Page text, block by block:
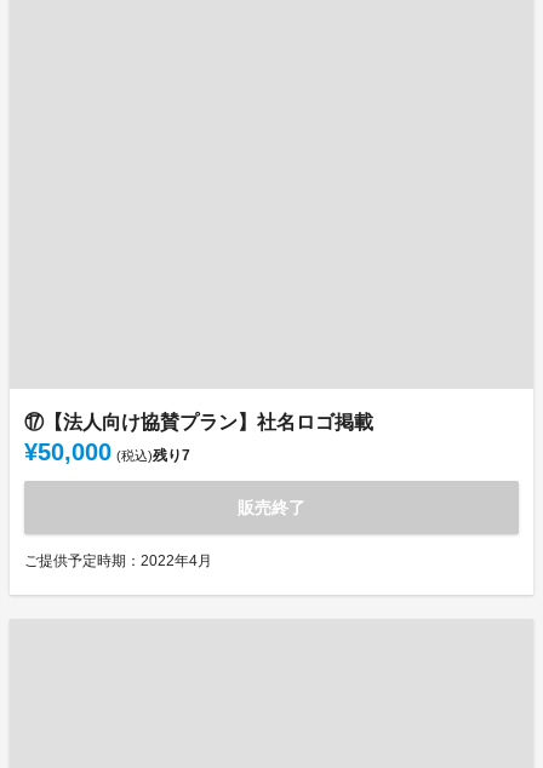
⑰【法人向け協賛プラン】社名ロゴ掲載
¥50,000 (税込)残り7
販売終了
ご提供予定時期：2022年4月